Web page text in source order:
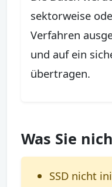
sektorweise
Verfahren
und auf ein
übertragen.
Was Sie
SSD nicht